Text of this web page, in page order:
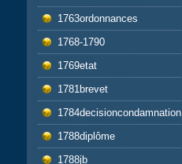
1763ordonnances
1768-1790
1769etat
1781brevet
1784decisioncondamnation
1788diplôme
1788jb